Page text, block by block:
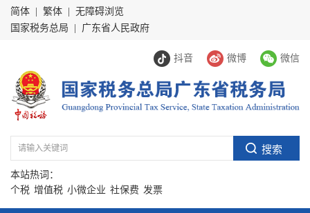
简体 繁体
无障碍浏览
国家税务总局
广东省人民政府
抖音 微博 微信
本站热词：
个税 增值税 小微企业 社保费 发票